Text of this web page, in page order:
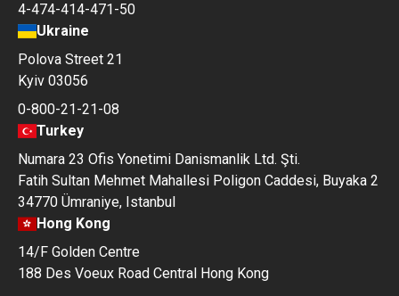
4-474-414-471-50
Ukraine
Polova Street 21
Kyiv 03056
0-800-21-21-08
Turkey
Numara 23 Ofis Yonetimi Danismanlik Ltd. Şti.
Fatih Sultan Mehmet Mahallesi Poligon Caddesi, Buyaka 2
34770 Ümraniye, Istanbul
Hong Kong
14/F Golden Centre
188 Des Voeux Road Central Hong Kong